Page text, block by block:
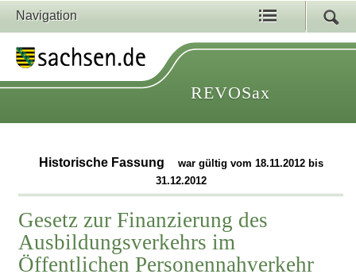
Navigation
REVOSax
Historische Fassung
war gültig vom 18.11.2012 bis
31.12.2012
Gesetz zur Finanzierung des
Ausbildungsverkehrs im
Öffentlichen Personennahverkehr